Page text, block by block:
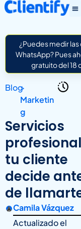
¿Puedes medir
WhatsApp? Pues
gratuito del 18
Blog
>
Marketin
g
Servicios
tu cliente
decide
de
Camila Vázquez
Actualizado el